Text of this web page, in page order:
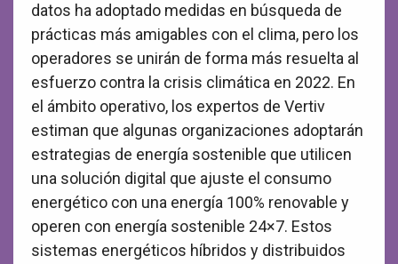
datos ha adoptado medidas en búsqueda de
prácticas más amigables con el clima, pero los
operadores se unirán de forma más resuelta al
esfuerzo contra la crisis climática en 2022. En
el ámbito operativo, los expertos de Vertiv
estiman que algunas organizaciones adoptarán
estrategias de energía sostenible que utilicen
una solución digital que ajuste el consumo
energético con una energía 100% renovable y
operen con energía sostenible 24×7. Estos
sistemas energéticos híbridos y distribuidos